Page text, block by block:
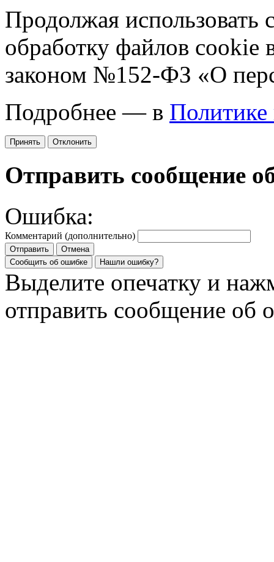
Продолжая использовать
обработку файлов cookie
законом №152-ФЗ «О
Подробнее — в Политике
Принять Отклонить
Отправить сообщение
Ошибка:
Комментарий (дополнительно)
Отправить
Отмена
Сообщить об ошибке
Нашли ошибку?
Выделите опечатку и
отправить сообщение об